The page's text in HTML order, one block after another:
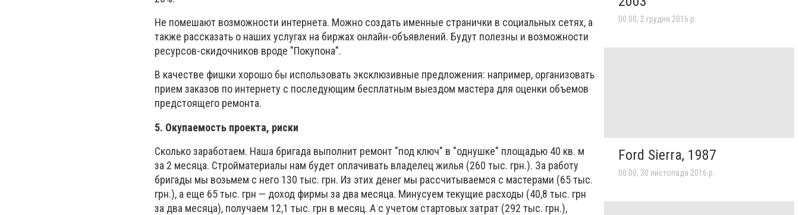
Не помешают возможности интернета. Можно создать именные странички в социальных сетях, а
также рассказать о наших услугах на биржах онлайн-объявлений. Будут полезны и возможности
ресурсов-скидочников вроде "Покупона".
В качестве фишки хорошо бы использовать эксклюзивные предложения: например, организовать
прием заказов по интернету с последующим бесплатным выездом мастера для оценки объемов
предстоящего ремонта.
5. Окупаемость проекта, риски
Сколько заработаем. Наша бригада выполнит ремонт "под ключ" в "однушке" площадью 40 кв. м
за 2 месяца. Стройматериалы нам будет оплачивать владелец жилья (260 тыс. грн.). За работу
бригады мы возьмем с него 130 тыс. грн. Из этих денег мы рассчитываемся с мастерами (65 тыс.
грн.), а еще 65 тыс. грн — доход фирмы за два месяца. Минусуем текущие расходы (40,8 тыс. грн
за два месяца), получаем 12,1 тыс. грн в месяц. А с учетом стартовых затрат (292 тыс. грн.),
00:00, 2 грудня 2016 р.
Ford Sierra, 1987
00:00, 30 листопада 2016 р.